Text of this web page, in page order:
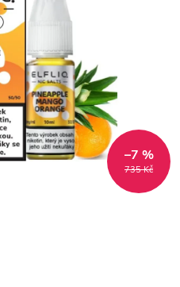
735 Kč
–7 %